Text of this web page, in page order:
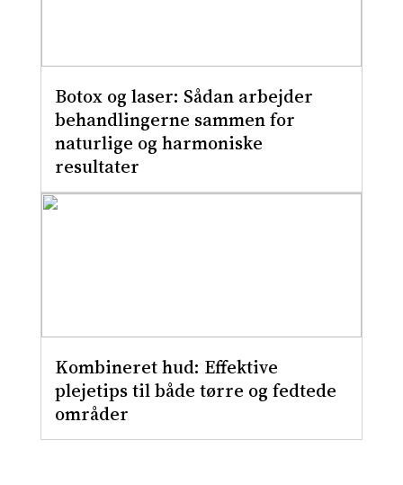
Botox og laser: Sådan arbejder
behandlingerne sammen for
naturlige og harmoniske
resultater
Kombineret hud: Effektive
plejetips til både tørre og fedtede
områder